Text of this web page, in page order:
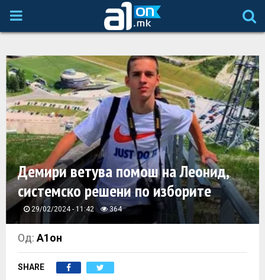
P
I
M
A
R
Y
M
E
Демири ветува помош на Леонид,
системско решени по изборите
29/02/2024 - 11:42 364
Од:А1он
SHARE